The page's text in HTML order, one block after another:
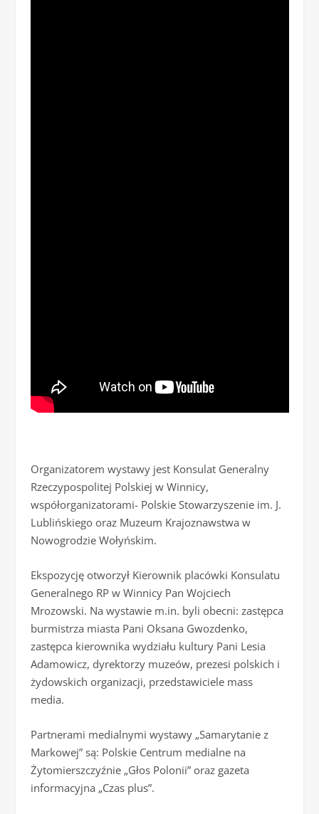
Organizatorem wystawy jest Konsulat Generalny
Rzeczypospolitej Polskiej w Winnicy,
współorganizatorami- Polskie Stowarzyszenie im. J.
Lublińskiego oraz Muzeum Krajoznawstwa w
Nowogrodzie Wołyńskim.
Ekspozycję otworzył Kierownik placówki Konsulatu
Generalnego RP w Winnicy Pan Wojciech
Mrozowski. Na wystawie m.in. byli obecni: zastępca
burmistrza miasta Pani Oksana Gwozdenko,
zastępca kierownika wydziału kultury Pani Lesia
Adamowicz, dyrektorzy muzeów, prezesi polskich i
żydowskich organizacji, przedstawiciele mass
media.
Partnerami medialnymi wystawy „Samarytanie z
Markowej” są: Polskie Centrum medialne na
Żytomierszczyźnie „Głos Polonii” oraz gazeta
informacyjna „Czas plus”.